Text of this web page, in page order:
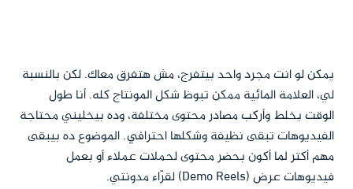
يمكن لو انت مجرد واحد بيتفرج، مش هتفرق معاك. لكن بالنسبة
لي، العلامة المائية ممكن تبوظ شكل المونتاج كله. أنا طول
الوقت بخلط وأركب مصادر محتوى مختلفة، وده بيخليني محتاجة
الفيديوهات تبقى نظيفة وشكلها احترافي. الموضوع ده بيبقى
مهم أكتر لما أكون بحضر محتوى لحملات عملاء أو بعمل
فيديوهات عرض (Demo Reels) لقرّاء مدونتي.